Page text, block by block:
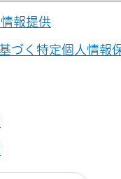
報提供
づく特定個人情報